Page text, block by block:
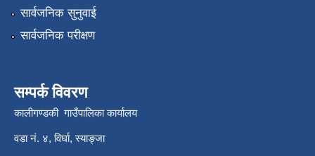
सार्वजनिक सुनुवाई
सार्वजनिक परीक्षण
सम्पर्क विवरण
कालीगण्डकी गाउँपालिका कार्यालय
वडा नं. ४, विर्घा, स्याङ्जा